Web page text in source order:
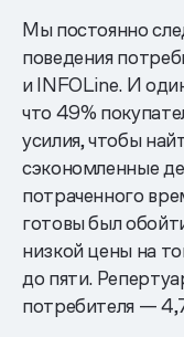
Мы постоянно
поведения
и INFOLine. И
что 49%
усилия, чтобы
сэкономленные
потраченного
готовы был
низкой цены на
до пяти.
потребителя —